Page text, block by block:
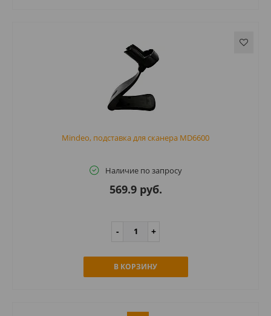
Mindeo, подставка для сканера MD6600
Наличие по запросу
569.9 руб.
В КОРЗИНУ